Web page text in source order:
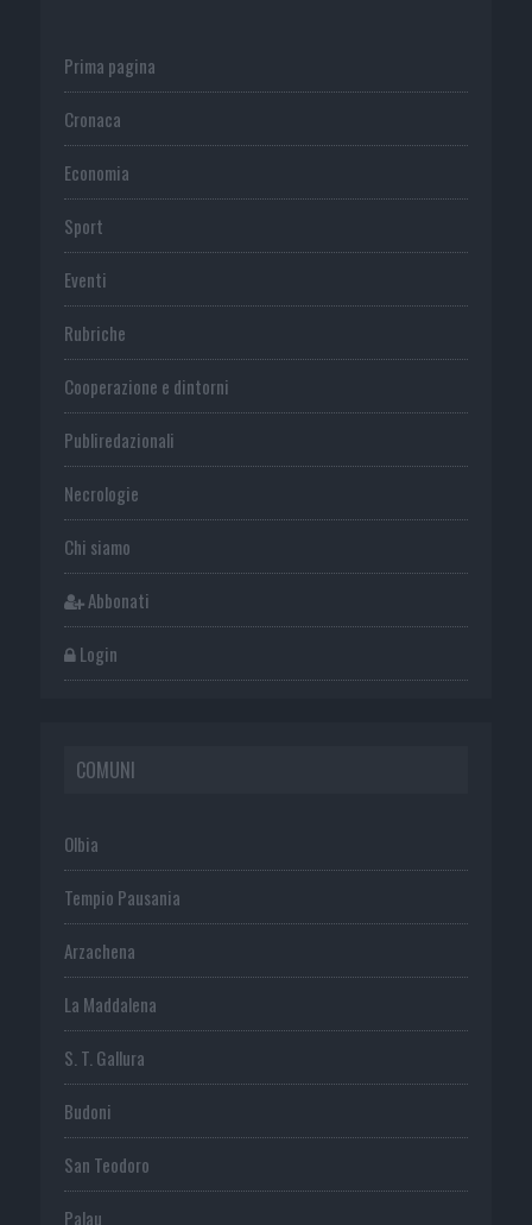
Prima pagina
Cronaca
Economia
Sport
Eventi
Rubriche
Cooperazione e dintorni
Publiredazionali
Necrologie
Chi siamo
Abbonati
Login
COMUNI
Olbia
Tempio Pausania
Arzachena
La Maddalena
S. T. Gallura
Budoni
San Teodoro
Palau